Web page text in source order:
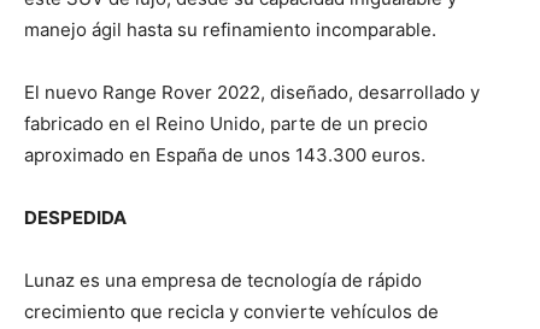
manejo ágil hasta su refinamiento incomparable.
El nuevo Range Rover 2022, diseñado, desarrollado y
fabricado en el Reino Unido, parte de un precio
aproximado en España de unos 143.300 euros.
DESPEDIDA
Lunaz es una empresa de tecnología de rápido
crecimiento que recicla y convierte vehículos de